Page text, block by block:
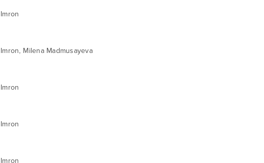
Imron
Imron, Milena Madmusayeva
Imron
Imron
Imron